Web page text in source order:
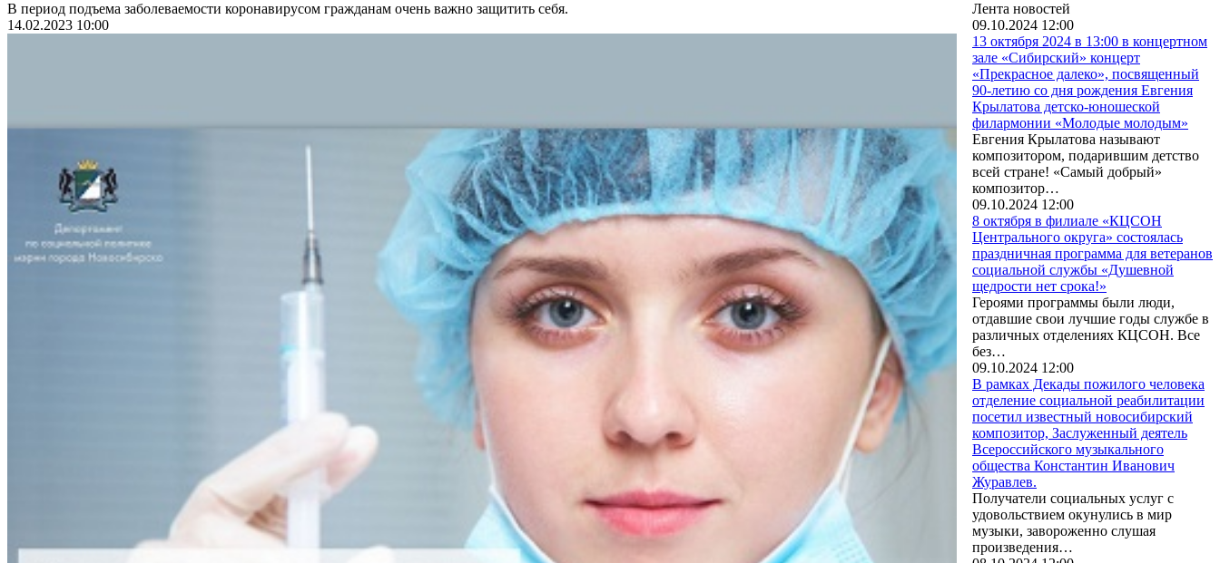
В период подъема заболеваемости коронавирусом гражданам очень важно защитить себя.
14.02.2023 10:00
Лента новостей
09.10.2024 12:00
13 октября 2024 в 13:00 в концертном
зале «Сибирский» концерт
«Прекрасное далеко», посвященный
90-летию со дня рождения Евгения
Крылатова детско-юношеской
филармонии «Молодые молодым»
Евгения Крылатова называют
композитором, подарившим детство
всей стране! «Самый добрый»
композитор…
09.10.2024 12:00
8 октября в филиале «КЦСОН
Центрального округа» состоялась
праздничная программа для ветеранов
социальной службы «Душевной
щедрости нет срока!»
Героями программы были люди,
отдавшие свои лучшие годы службе в
различных отделениях КЦСОН. Все
без…
09.10.2024 12:00
В рамках Декады пожилого человека
отделение социальной реабилитации
посетил известный новосибирский
композитор, Заслуженный деятель
Всероссийского музыкального
общества Константин Иванович
Журавлев.
Получатели социальных услуг с
удовольствием окунулись в мир
музыки, завороженно слушая
произведения…